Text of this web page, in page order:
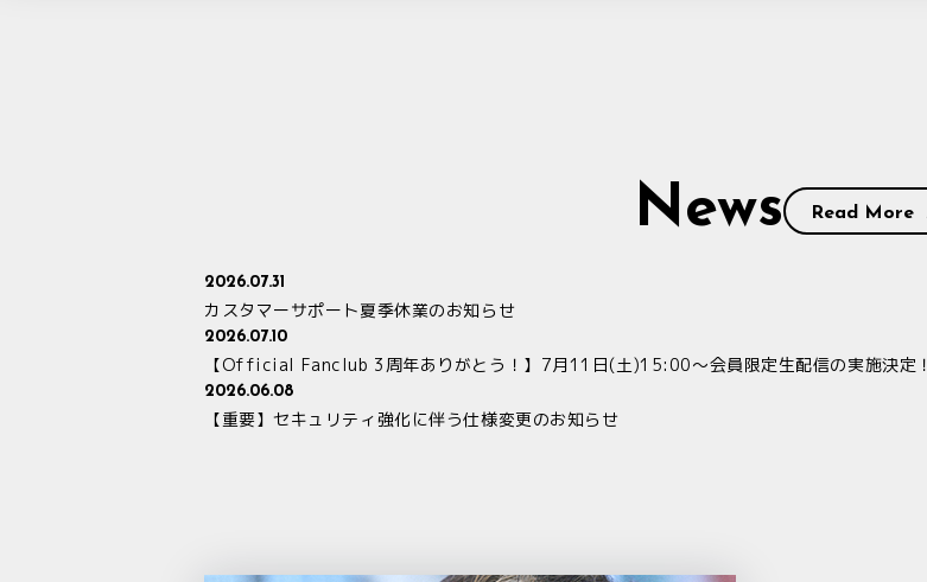
News Read More
2026.07.31
カスタマーサポート夏季休業のお知らせ
2026.07.10
【Official Fanclub 3周年ありがとう！】7月11日(土)15:00〜会員限定生配信の実施決定！
2026.06.08
【重要】セキュリティ強化に伴う仕様変更のお知らせ